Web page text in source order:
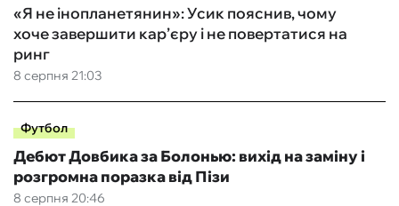
8 серпня 21:03
«Я не інопланетянин»: Усик пояснив, чому
хоче завершити кар’єру і не повертатися на
ринг
Футбол
8 серпня 20:46
Дебют Довбика за Болонью: вихід на заміну і
розгромна поразка від Пізи